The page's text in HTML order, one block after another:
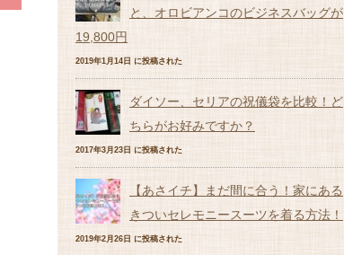
と、オロビアンコのビジネスバッグが
19,800円
2019年1月14日 に投稿された
ダイソー、セリアの祝儀袋を比較！ど
ちらがお好みですか？
2017年3月23日 に投稿された
【あさイチ】まだ間に合う！家にある
きついセレモニースーツを着る方法！
2019年2月26日 に投稿された